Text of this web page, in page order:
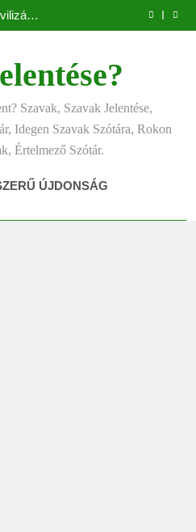
Szavak, Szavak Jelentése,
Idegen Szavak Szótára, Rokon
Értelmező Szótár.
ÚJDONSÁG